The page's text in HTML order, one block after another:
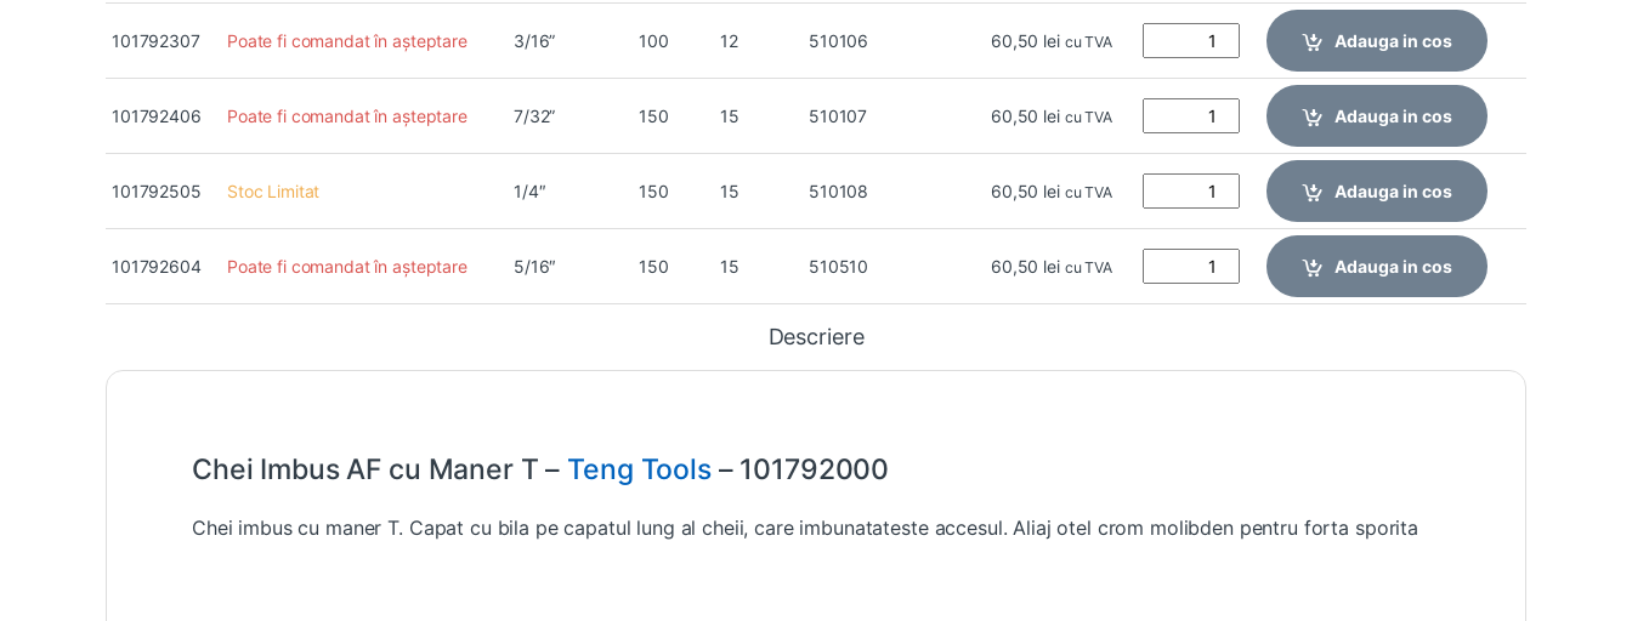
101792307 Poate fi comandat în așteptare 3/16” 100 12 510106 60,50 lei cu TVA Adauga in cos
101792406 Poate fi comandat în așteptare 7/32” 150 15 510107 60,50 lei cu TVA Adauga in cos
101792505 Stoc Limitat 1/4″ 150 15 510108 60,50 lei cu TVA Adauga in cos
101792604 Poate fi comandat în așteptare 5/16″ 150 15 510510 60,50 lei cu TVA Adauga in cos
Descriere
Chei Imbus AF cu Maner T – Teng Tools– 101792000
Chei imbus cu maner T. Capat cu bila pe capatul lung al cheii, care imbunatateste accesul. Aliaj otel crom molibden pentru forta sporita